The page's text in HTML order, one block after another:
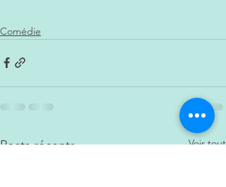
Comédie
Posts récents Voir tout